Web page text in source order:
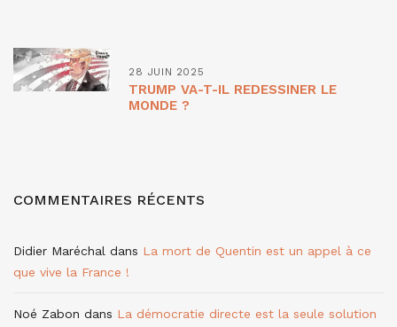
28 JUIN 2025
TRUMP VA-T-IL REDESSINER LE
MONDE ?
COMMENTAIRES RÉCENTS
Didier Maréchal dans La mort de Quentin est un appel à ce
que vive la France !
Noé Zabon dans La démocratie directe est la seule solution